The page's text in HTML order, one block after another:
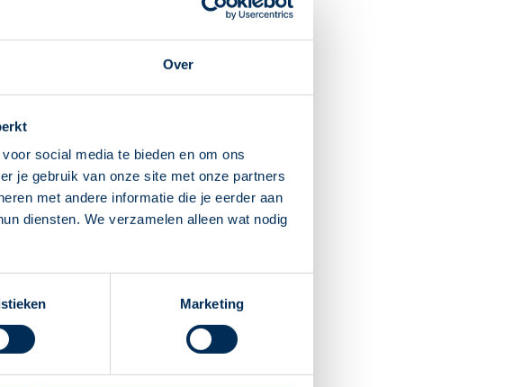
Over
social media te bieden en om ons
je gebruik van onze site met onze partners
met andere informatie die je eerder aan
diensten. We verzamelen alleen wat nodig
Marketing
als
in het
35463 CPVeghel
68
Dit is mijn apotheek
Veghel
Weijdenstraat21 5461 EH Veghel
Dit is mijn apotheek